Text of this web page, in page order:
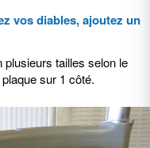
vos diables, ajoutez un
plusieurs tailles selon le
sur 1 côté.